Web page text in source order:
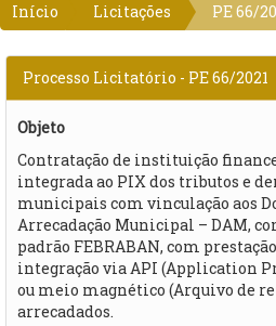
Início Licitações PE 66/
Processo Licitatório - PE 66/2021
Objeto
Contratação de instituição
integrada ao PIX dos tributos e
municipais com vinculação aos
Arrecadação Municipal – DAM,
padrão FEBRABAN, com
integração via API (Application
ou meio magnético (Arquivo de
arrecadados.